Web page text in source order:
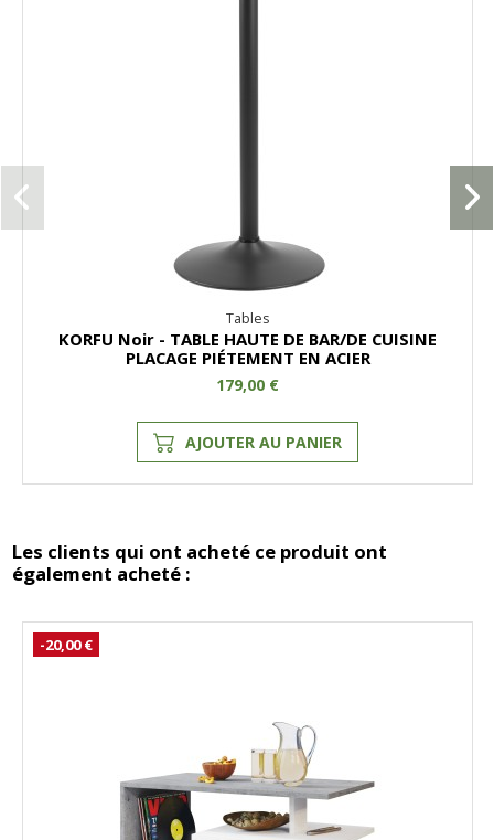
Tables
KORFU Noir - TABLE HAUTE DE BAR/DE CUISINE
PLACAGE PIÉTEMENT EN ACIER
179,00 €
AJOUTER AU PANIER
Les clients qui ont acheté ce produit ont
également acheté :
-20,00 €